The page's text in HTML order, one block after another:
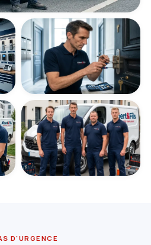
D'URGENCE